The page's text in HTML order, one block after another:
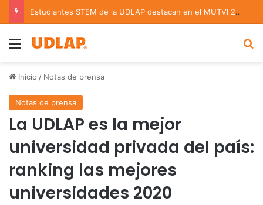
Estudiantes STEM de la UDLAP destacan en el MUTVI 2026
Menu
Inicio / Notas de prensa
Notas de prensa
La UDLAP es la mejor
universidad privada del país:
ranking las mejores
universidades 2020